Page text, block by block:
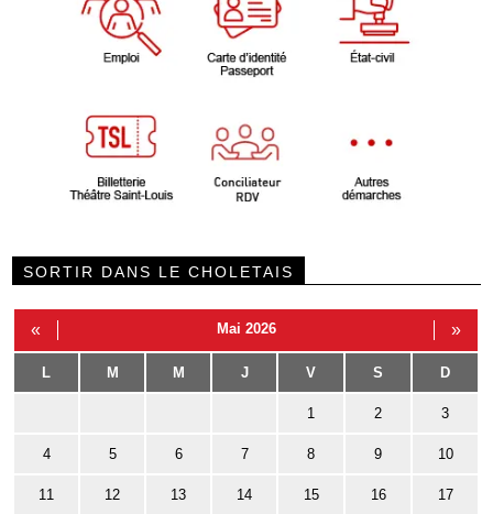
SORTIR DANS LE CHOLETAIS
« Mai 2026 »
L M M J V S D
1 2 3
4 5 6 7 8 9 10
11 12 13 14 15 16 17